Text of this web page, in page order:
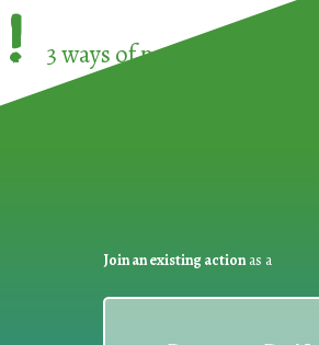
3 ways of participating in the
Join an existing actionas a